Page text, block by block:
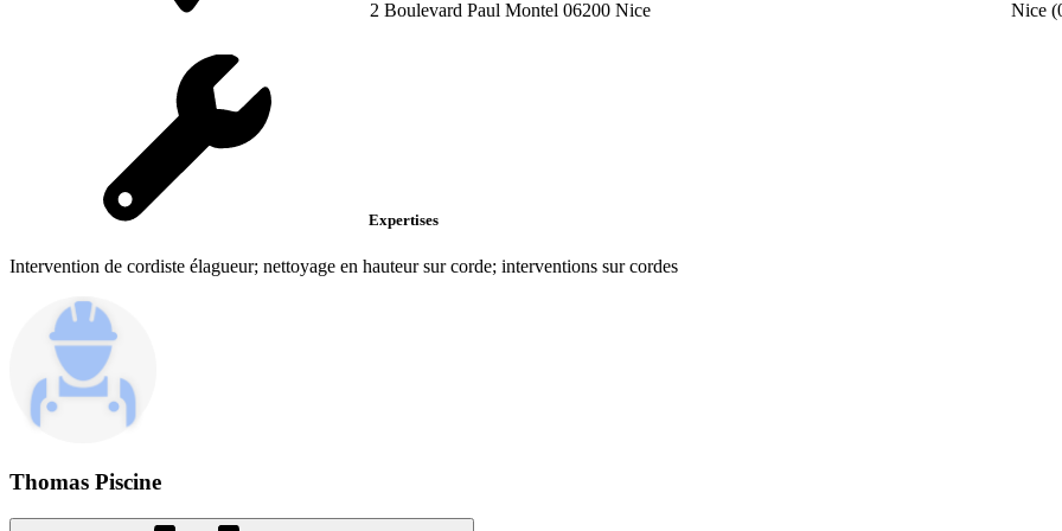
2 Boulevard Paul Montel 06200 Nice Nice
Expertises
Intervention de cordiste élagueur; nettoyage en hauteur sur corde; interventions sur cordes
Thomas Piscine